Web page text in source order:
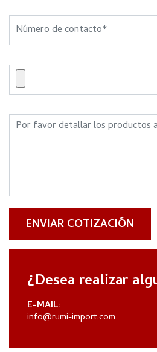
ENVIAR COTIZACIÓN
¿Desea realizar
E-MAIL:
info@rumi-import.com